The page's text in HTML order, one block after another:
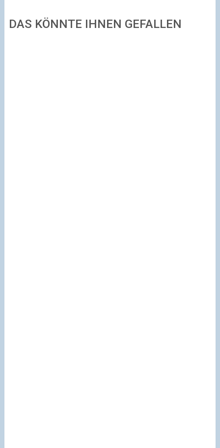
DAS KÖNNTE IHNEN GEFALLEN